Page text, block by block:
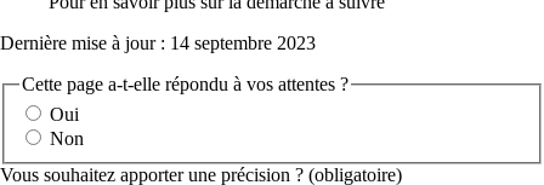
Service référent
S'y rendre
Direction santé publique et accessibilité
1 rue Nicolas Venette La Rochelle